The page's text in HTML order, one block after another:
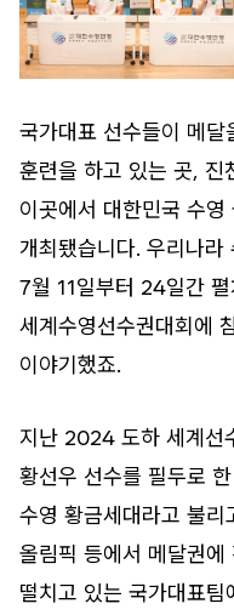
국가대표 선수들이 메달
훈련을 하고 있는 곳, 진
이곳에서 대한민국 수
개최됐습니다. 우리나라
7월 11일부터 24일간
세계수영선수권대회에
이야기했죠.
지난 2024 도하 세계선
황선우 선수를 필두로
수영 황금세대라고 불리
올림픽 등에서 메달권
떨치고 있는 국가대표팀